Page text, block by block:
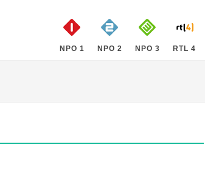
NPO 1 NPO 2 NPO 3 RTL 4